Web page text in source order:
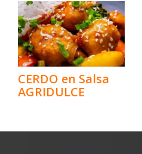
CERDO en Salsa
AGRIDULCE